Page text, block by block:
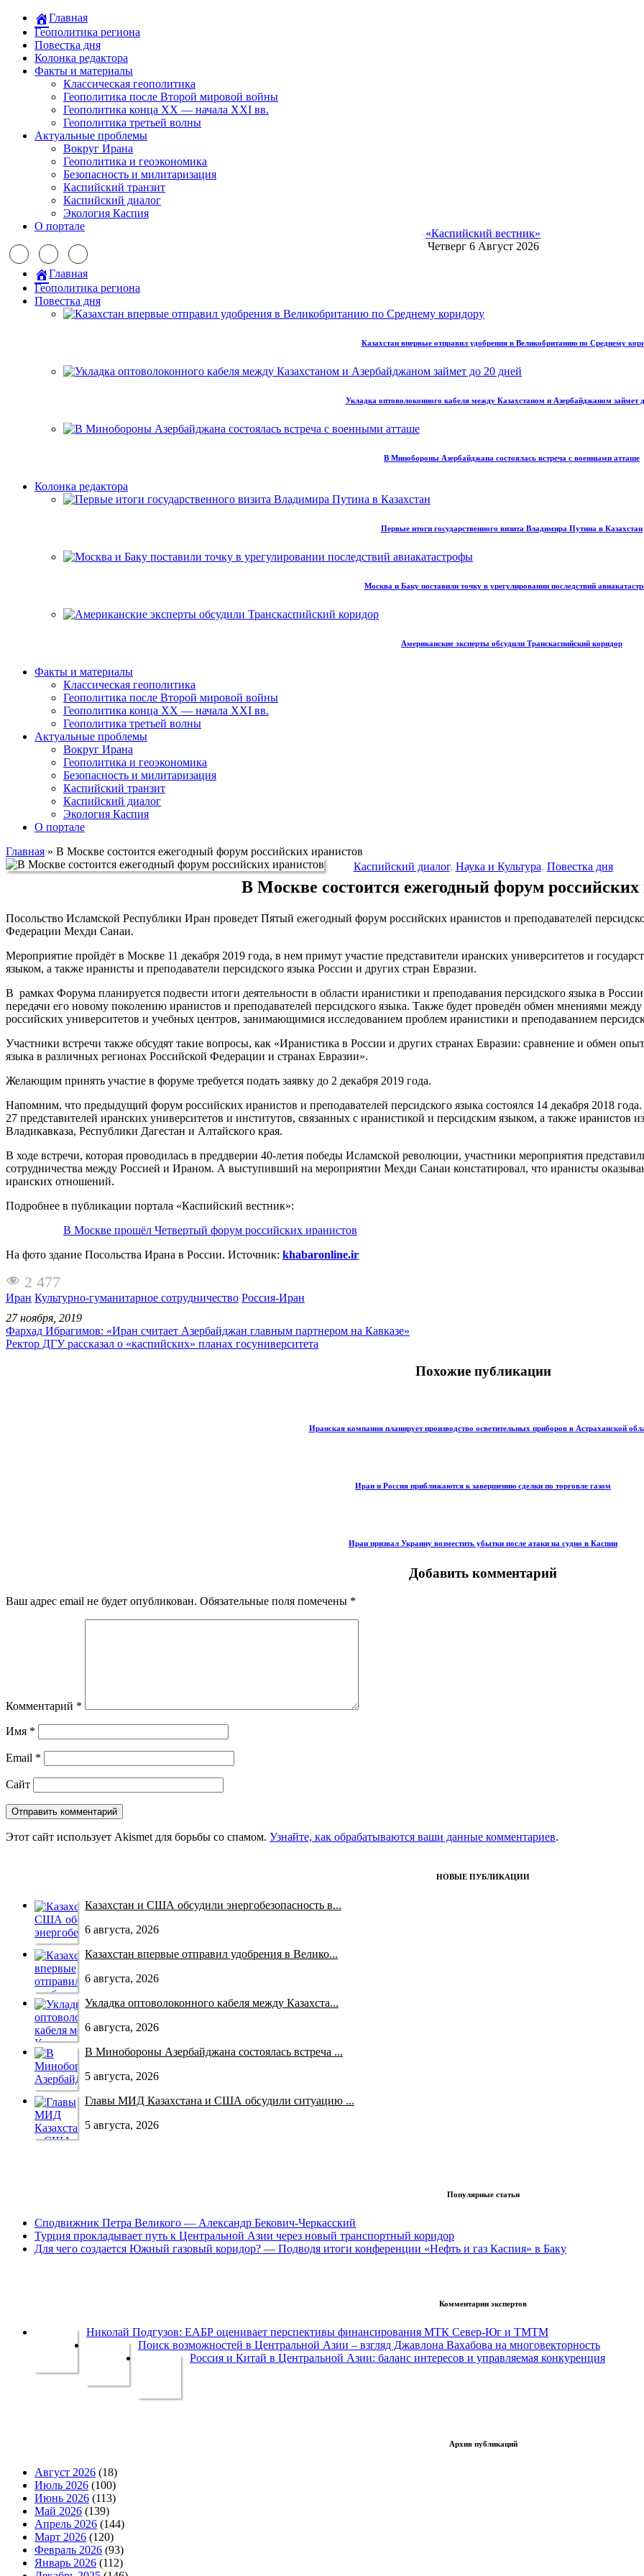
Главная
Геополитика региона
Повестка дня
Колонка редактора
Факты и материалы
Классическая геополитика
Геополитика после Второй мировой войны
Геополитика конца XX — начала XXI вв.
Геополитика третьей волны
Актуальные проблемы
Вокруг Ирана
Геополитика и геоэкономика
Безопасность и милитаризация
Каспийский транзит
Каспийский диалог
Экология Каспия
О портале
«Каспийский вестник»
Четверг 6 Август 2026
Главная
Геополитика региона
Повестка дня
Казахстан впервые отправил удобрения в Великобританию по Среднему
Укладка оптоволоконного кабеля между Казахстаном и Азербайджаном займет
В Минобороны Азербайджана состоялась встреча с военными атташе
Колонка редактора
Первые итоги государственного визита Владимира Путина в Казахстан
Москва и Баку поставили точку в урегулировании последствий
Американские эксперты обсудили Транскаспийский коридор
Факты и материалы
Классическая геополитика
Геополитика после Второй мировой войны
Геополитика конца XX — начала XXI вв.
Геополитика третьей волны
Актуальные проблемы
Вокруг Ирана
Геополитика и геоэкономика
Безопасность и милитаризация
Каспийский транзит
Каспийский диалог
Экология Каспия
О портале
Главная » В Москве состоится ежегодный форум российских иранистов
Каспийский диалог, Наука и Культура, Повестка дня
В Москве состоится ежегодный форум российских
Посольство Исламской Республики Иран проведет Пятый ежегодный форум российских иранистов и преподавателей
Федерации Мехди Санаи.
Мероприятие пройдёт в Москве 11 декабря 2019 года, в нем примут участие представители иранских университетов и
языком, а также иранисты и преподаватели персидского языка России и других стран Евразии.
В рамках Форума планируется подвести итоги деятельности в области иранистики и преподавания персидского языка в
передачи его новому поколению иранистов и преподавателей персидского языка. Также будет проведён обмен мнениями
российских университетов и учебных центров, занимающимися исследованием проблем иранистики и преподаванием
Участники встречи также обсудят такие вопросы, как «Иранистика в России и других странах Евразии: сравнение и обмен
языка в различных регионах Российской Федерации и странах Евразии».
Желающим принять участие в форуме требуется подать заявку до 2 декабря 2019 года.
Напомним, что предыдущий форум российских иранистов и преподавателей персидского языка состоялся 14 декабря 2018
27 представителей иранских университетов и институтов, связанных с иранистикой и персидским языком, а также
Владикавказа, Республики Дагестан и Алтайского края.
В ходе встречи, которая проводилась в преддверии 40-летия победы Исламской революции, участники мероприятия
сотрудничества между Россией и Ираном. А выступивший на мероприятии Мехди Санаи констатировал, что иранисты
иранских отношений.
Подробнее в публикации портала «Каспийский вестник»:
В Москве прошёл Четвертый форум российских иранистов
На фото здание Посольства Ирана в России. Источник: khabaronline.ir
2 477
Иран Культурно-гуманитарное сотрудничество Россия-Иран
27 ноября, 2019
Фархад Ибрагимов: «Иран считает Азербайджан главным партнером на Кавказе»
Ректор ДГУ рассказал о «каспийских» планах госуниверситета
Похожие публикации
Иранская компания планирует производство осветительных приборов в Астраханской
Иран и Россия приближаются к завершению сделки по торговле газом
Иран призвал Украину возместить убытки после атаки на судно в Каспии
Добавить комментарий
Ваш адрес email не будет опубликован. Обязательные поля помечены *
Комментарий *
Имя *
Email *
Сайт
Этот сайт использует Akismet для борьбы со спамом. Узнайте, как обрабатываются ваши данные комментариев.
НОВЫЕ ПУБЛИКАЦИИ
Казахстан и США обсудили энергобезопасность в...
6 августа, 2026
Казахстан впервые отправил удобрения в Велико...
6 августа, 2026
Укладка оптоволоконного кабеля между Казахста...
6 августа, 2026
В Минобороны Азербайджана состоялась встреча ...
5 августа, 2026
Главы МИД Казахстана и США обсудили ситуацию ...
5 августа, 2026
Популярные статьи
Сподвижник Петра Великого — Александр Бекович-Черкасский
Турция прокладывает путь к Центральной Азии через новый транспортный коридор
Для чего создается Южный газовый коридор? — Подводя итоги конференции «Нефть и газ Каспия» в Баку
Комментарии экспертов
Николай Подгузов: ЕАБР оценивает перспективы финансирования МТК Север-Юг и ТМТМ
Поиск возможностей в Центральной Азии – взгляд Джавлона Вахабова на многовекторность
Россия и Китай в Центральной Азии: баланс интересов и управляемая конкуренция
Архив публикаций
Август 2026 (18)
Июль 2026 (100)
Июнь 2026 (113)
Май 2026 (139)
Апрель 2026 (144)
Март 2026 (120)
Февраль 2026 (93)
Январь 2026 (112)